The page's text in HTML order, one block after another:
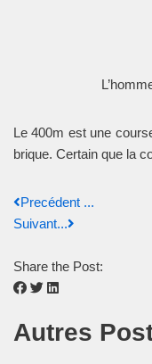
Le 400m est une
brique. Certain que la
Precédent ...
Suivant...
Share the Post:
Autres